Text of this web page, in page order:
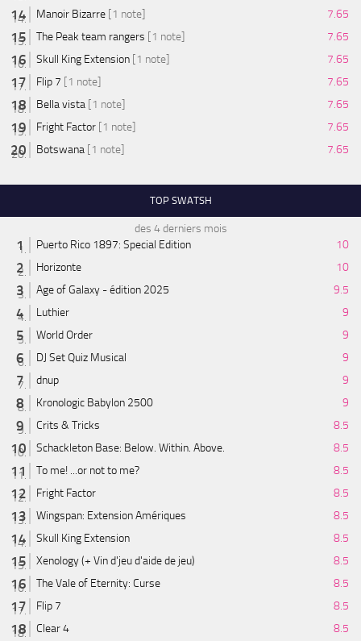
Manoir Bizarre [1 note]
7.65
The Peak team rangers [1 note]
7.65
Skull King Extension [1 note]
7.65
Flip 7 [1 note]
7.65
Bella vista [1 note]
7.65
Fright Factor [1 note]
7.65
Botswana [1 note] 7.65
TOP SWATSH
des 4 derniers mois
Puerto Rico 1897: Special Edition
10
Horizonte
10
Age of Galaxy - édition 2025
9.5
Luthier
9
World Order
9
DJ Set Quiz Musical
9
dnup
9
Kronologic Babylon 2500
9
Crits & Tricks
8.5
Schackleton Base: Below. Within. Above.
8.5
To me! ...or not to me?
8.5
Fright Factor
8.5
Wingspan: Extension Amériques
8.5
Skull King Extension
8.5
Xenology (+ Vin d'jeu d'aide de jeu)
8.5
The Vale of Eternity: Curse
8.5
Flip 7
8.5
Clear 4
8.5